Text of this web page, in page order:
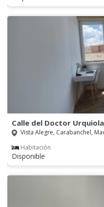
Calle del Doctor
Vista Alegre, Carabanchel,
Habitación
Disponible